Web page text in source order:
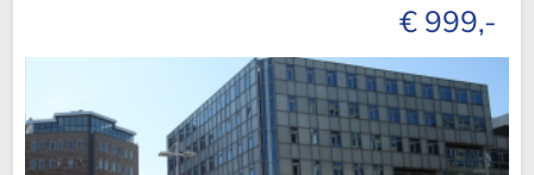
€ 999,-